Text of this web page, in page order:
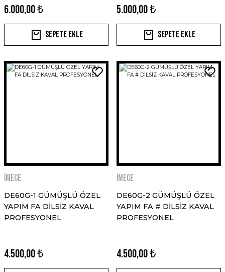
6.000,00 ₺
Sepete Ekle
5.000,00 ₺
Sepete Ekle
İMECE
DE60G-1 GÜMÜŞLÜ ÖZEL
YAPIM FA DİLSİZ KAVAL
PROFESYONEL
4.500,00 ₺
İMECE
DE60G-2 GÜMÜŞLÜ ÖZEL
YAPIM FA # DİLSİZ KAVAL
PROFESYONEL
4.500,00 ₺